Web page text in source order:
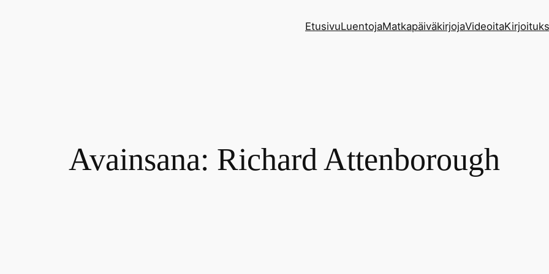
EtusivuLuentojaMatkapäiväkirjojaVideoita
Avainsana: Richard Attenborough